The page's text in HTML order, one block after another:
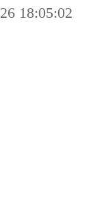
18:05:02